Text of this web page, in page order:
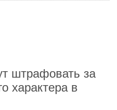
штрафовать за
характера в